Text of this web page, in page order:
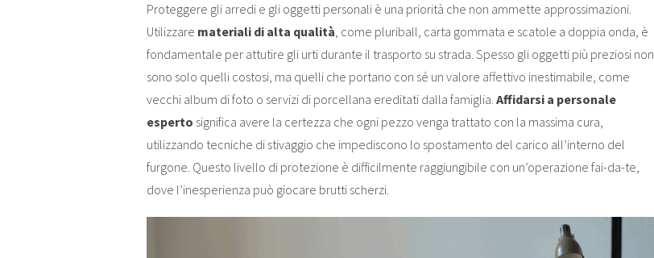
Proteggere gli arredi e gli oggetti personali è una priorità che non ammette approssimazioni.
Utilizzare materiali di alta qualità, come pluriball, carta gommata e scatole a doppia onda, è
fondamentale per attutire gli urti durante il trasporto su strada. Spesso gli oggetti più preziosi non
sono solo quelli costosi, ma quelli che portano con sé un valore affettivo inestimabile, come
vecchi album di foto o servizi di porcellana ereditati dalla famiglia. Affidarsi a personale
esperto significa avere la certezza che ogni pezzo venga trattato con la massima cura,
utilizzando tecniche di stivaggio che impediscono lo spostamento del carico all’interno del
furgone. Questo livello di protezione è difficilmente raggiungibile con un’operazione fai-da-te,
dove l’inesperienza può giocare brutti scherzi.